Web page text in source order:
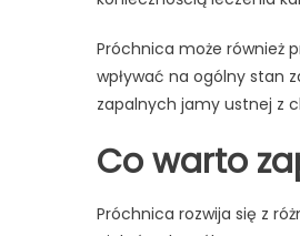
Próchnica może również
wpływać na ogólny stan
zapalnych jamy ustnej z
Co warto
Próchnica rozwija się z